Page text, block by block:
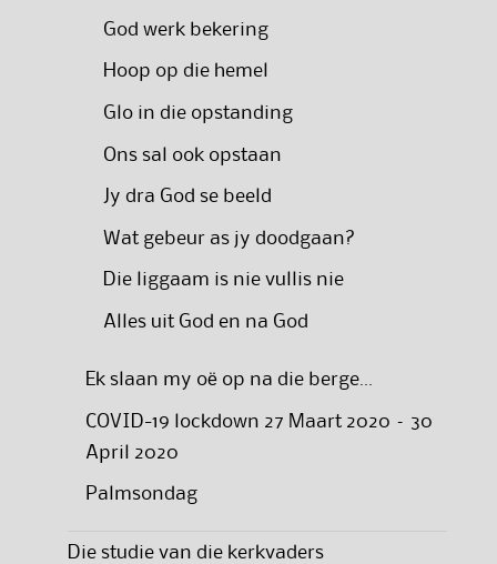
God werk bekering
Hoop op die hemel
Glo in die opstanding
Ons sal ook opstaan
Jy dra God se beeld
Wat gebeur as jy doodgaan?
Die liggaam is nie vullis nie
Alles uit God en na God
Ek slaan my oë op na die berge…
COVID-19 lockdown 27 Maart 2020 – 30
April 2020
Palmsondag
Die studie van die kerkvaders